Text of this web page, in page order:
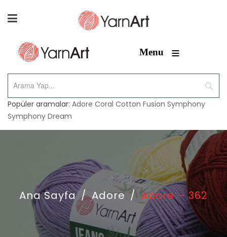
Menu ≡
Popüler aramalar: Adore Coral Cotton Fusion Symphony
Symphony Dream
Ana Sayfa / Adore / Adore – 362